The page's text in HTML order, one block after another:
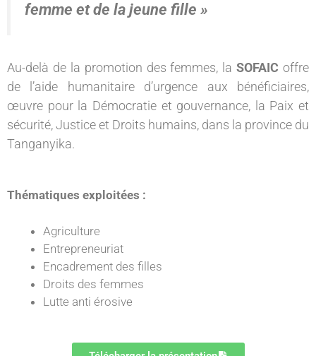
femme et de la jeune fille »
Au-delà de la promotion des femmes, laSOFAIC offre
de l’aide humanitaire d’urgence aux bénéficiaires,
œuvre pour la Démocratie et gouvernance, la Paix et
sécurité, Justice et Droits humains, dans la province du
Tanganyika.
Thématiques exploitées :
Agriculture
Entrepreneuriat
Encadrement des filles
Droits des femmes
Lutte anti érosive